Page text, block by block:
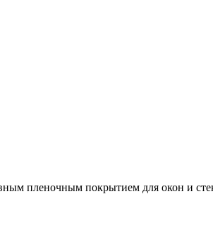
пленочным покрытием для окон и